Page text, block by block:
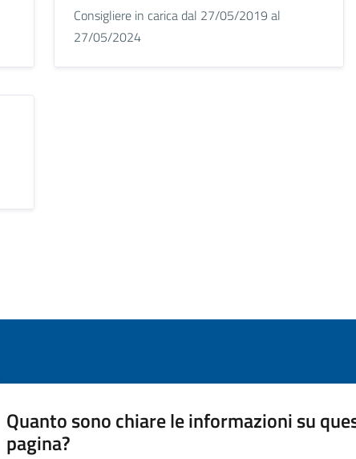
Consigliere in carica dal 27/05/2019 al
27/05/2024
Quanto sono chiare le informazioni su
pagina?